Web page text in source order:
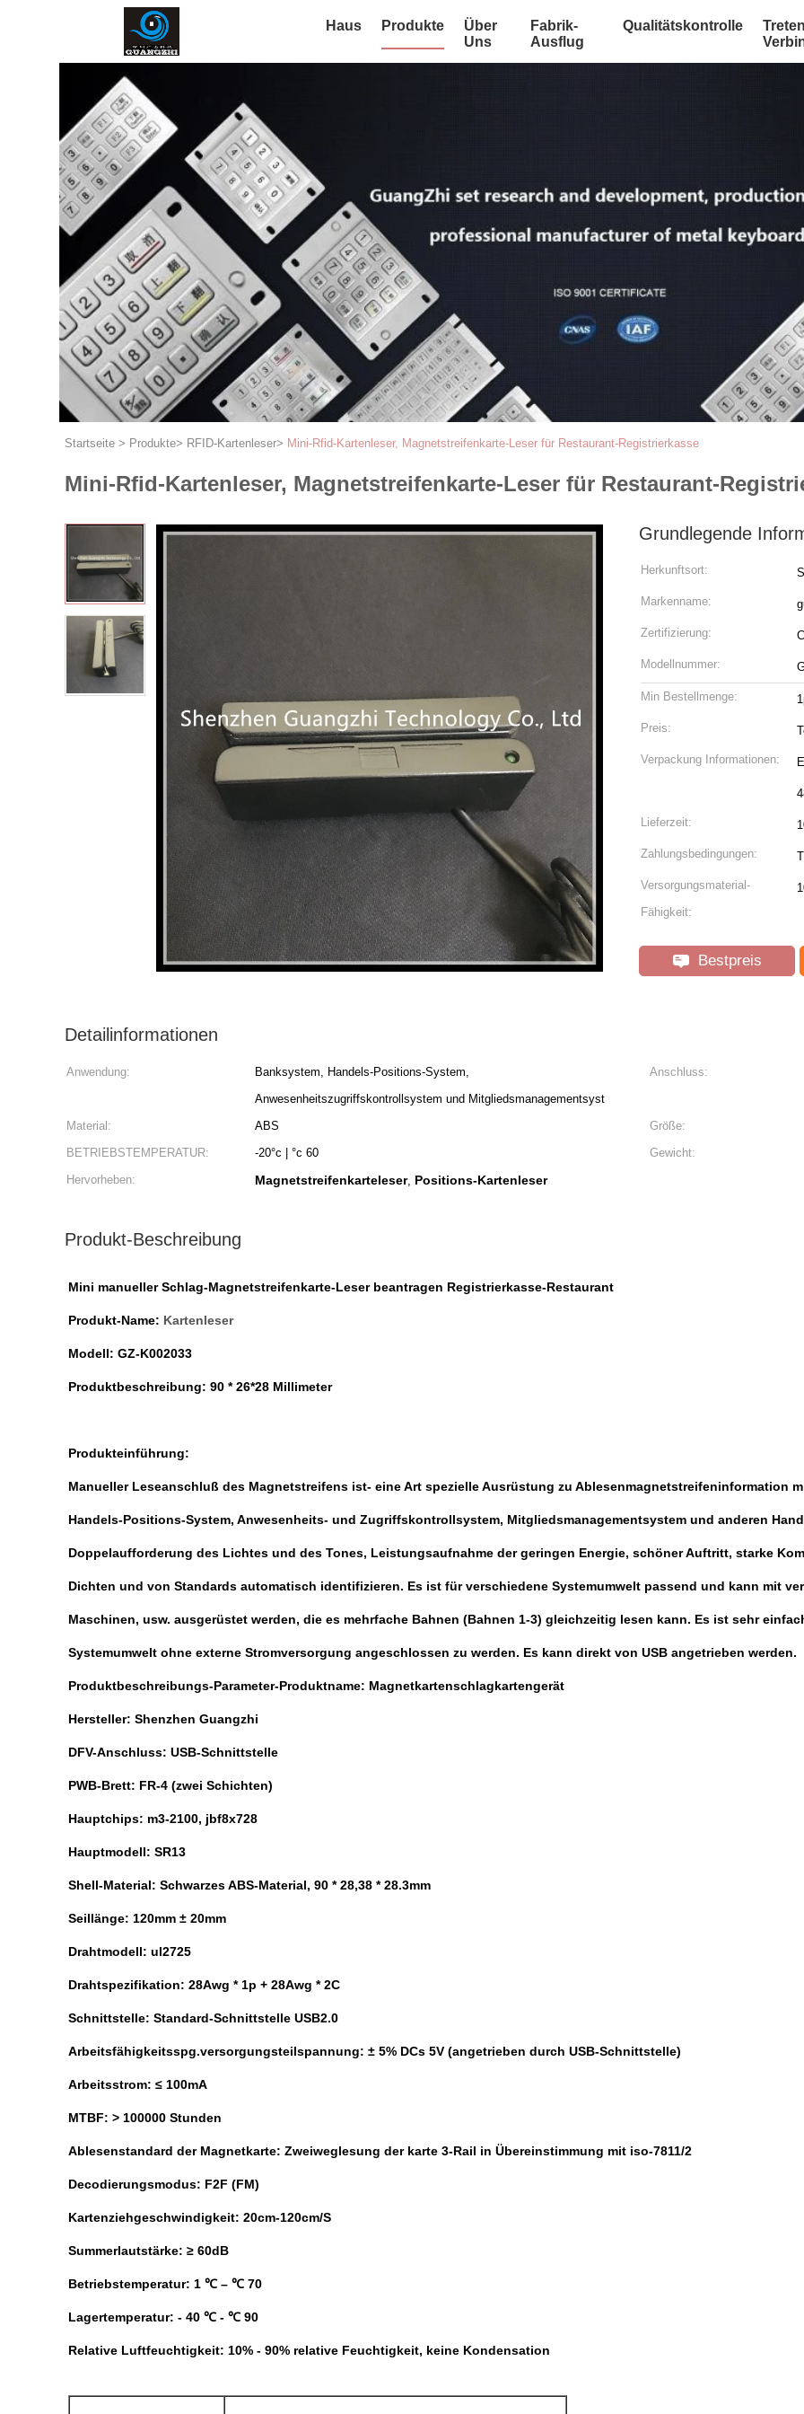
Haus Produkte
Über
Uns
Fabrik-
Ausflug
Qualitätskontrolle
Startseite > Produkte> RFID-Kartenleser> Mini-Rfid-Kartenleser, Magnetstreifenkarte-Leser für Restaurant-Registrierkasse
Mini-Rfid-Kartenleser, Magnetstreifenkarte-Leser für Restaurant-
Grundlegende
Herkunftsort:
Markenname:
Zertifizierung:
Modellnummer:
Min Bestellmenge:
Preis:
Verpackung Informationen:
Lieferzeit:
Zahlungsbedingungen:
Versorgungsmaterial-
Fähigkeit:
Bestpreis
Detailinformationen
Anwendung:
Banksystem, Handels-Positions-System,
Anwesenheitszugriffskontrollsystem und Mitgliedsmanagementsyst
Anschluss:
Material: ABS
Größe:
BETRIEBSTEMPERATUR:
-20°c | °c 60
Gewicht:
Hervorheben:
Magnetstreifenkarteleser, Positions-Kartenleser
Produkt-Beschreibung
Mini manueller Schlag-Magnetstreifenkarte-Leser beantragen Registrierkasse-Restaurant
Produkt-Name: Kartenleser
Modell: GZ-K002033
Produktbeschreibung: 90 * 26*28 Millimeter
Produkteinführung:
Manueller Leseanschluß des Magnetstreifens ist- eine Art spezielle Ausrüstung zu Ablesenmagnetstreifeninformation
Handels-Positions-System, Anwesenheits- und Zugriffskontrollsystem, Mitgliedsmanagementsystem und anderen
Doppelaufforderung des Lichtes und des Tones, Leistungsaufnahme der geringen Energie, schöner Auftritt, starke
Dichten und von Standards automatisch identifizieren. Es ist für verschiedene Systemumwelt passend und kann mit
Maschinen, usw. ausgerüstet werden, die es mehrfache Bahnen (Bahnen 1-3) gleichzeitig lesen kann. Es ist sehr
Systemumwelt ohne externe Stromversorgung angeschlossen zu werden. Es kann direkt von USB angetrieben werden.
Produktbeschreibungs-Parameter-Produktname: Magnetkartenschlagkartengerät
Hersteller: Shenzhen Guangzhi
DFV-Anschluss: USB-Schnittstelle
PWB-Brett: FR-4 (zwei Schichten)
Hauptchips: m3-2100, jbf8x728
Hauptmodell: SR13
Shell-Material: Schwarzes ABS-Material, 90 * 28,38 * 28.3mm
Seillänge: 120mm ± 20mm
Drahtmodell: ul2725
Drahtspezifikation: 28Awg * 1p + 28Awg * 2C
Schnittstelle: Standard-Schnittstelle USB2.0
Arbeitsfähigkeitsspg.versorgungsteilspannung: ± 5% DCs 5V (angetrieben durch USB-Schnittstelle)
Arbeitsstrom: ≤ 100mA
MTBF: > 100000 Stunden
Ablesenstandard der Magnetkarte: Zweiweglesung der karte 3-Rail in Übereinstimmung mit iso-7811/2
Decodierungsmodus: F2F (FM)
Kartenziehgeschwindigkeit: 20cm-120cm/S
Summerlautstärke: ≥ 60dB
Betriebstemperatur: 1 ℃ – ℃ 70
Lagertemperatur: - 40 ℃ - ℃ 90
Relative Luftfeuchtigkeit: 10% - 90% relative Feuchtigkeit, keine Kondensation